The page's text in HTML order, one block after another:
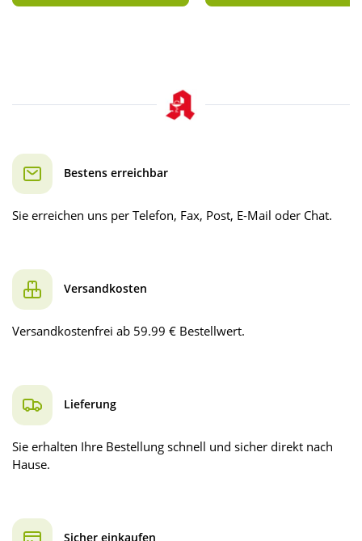
Bestens erreichbar
Sie erreichen uns per Telefon, Fax, Post, E-Mail oder Chat.
Versandkosten
Versandkostenfrei ab 59.99 € Bestellwert.
Lieferung
Sie erhalten Ihre Bestellung schnell und sicher direkt nach
Hause.
Sicher einkaufen